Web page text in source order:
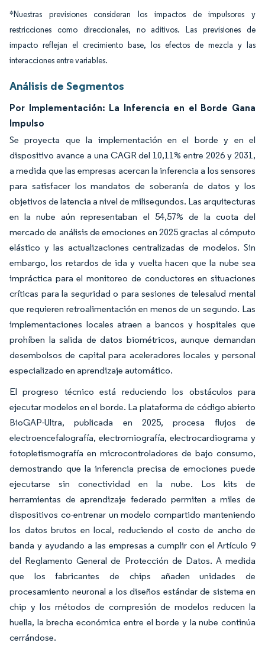
*Nuestras previsiones consideran los impactos de impulsores y
restricciones como direccionales, no aditivos. Las previsiones de
impacto reflejan el crecimiento base, los efectos de mezcla y las
interacciones entre variables.
Análisis de Segmentos
Por Implementación: La Inferencia en el Borde Gana
Impulso
Se proyecta que la implementación en el borde y en el
dispositivo avance a una CAGR del 10,11% entre 2026 y 2031,
a medida que las empresas acercan la inferencia a los sensores
para satisfacer los mandatos de soberanía de datos y los
objetivos de latencia a nivel de milisegundos. Las arquitecturas
en la nube aún representaban el 54,57% de la cuota del
mercado de análisis de emociones en 2025 gracias al cómputo
elástico y las actualizaciones centralizadas de modelos. Sin
embargo, los retardos de ida y vuelta hacen que la nube sea
impráctica para el monitoreo de conductores en situaciones
críticas para la seguridad o para sesiones de telesalud mental
que requieren retroalimentación en menos de un segundo. Las
implementaciones locales atraen a bancos y hospitales que
prohíben la salida de datos biométricos, aunque demandan
desembolsos de capital para aceleradores locales y personal
especializado en aprendizaje automático.
El progreso técnico está reduciendo los obstáculos para
ejecutar modelos en el borde. La plataforma de código abierto
BioGAP-Ultra, publicada en 2025, procesa flujos de
electroencefalografía, electromiografía, electrocardiograma y
fotopletismografía en microcontroladores de bajo consumo,
demostrando que la inferencia precisa de emociones puede
ejecutarse sin conectividad en la nube. Los kits de
herramientas de aprendizaje federado permiten a miles de
dispositivos co-entrenar un modelo compartido manteniendo
los datos brutos en local, reduciendo el costo de ancho de
banda y ayudando a las empresas a cumplir con el Artículo 9
del Reglamento General de Protección de Datos. A medida
que los fabricantes de chips añaden unidades de
procesamiento neuronal a los diseños estándar de sistema en
chip y los métodos de compresión de modelos reducen la
huella, la brecha económica entre el borde y la nube continúa
cerrándose.